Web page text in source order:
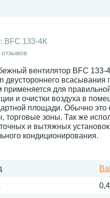
BFC 133-4K
вентилятор BFC 133-
двустороннего всасывания
применяется для
и очистки воздуха в
площади. Обычно это
торговые зоны. Так же
и вытяжных
кондиционирования.